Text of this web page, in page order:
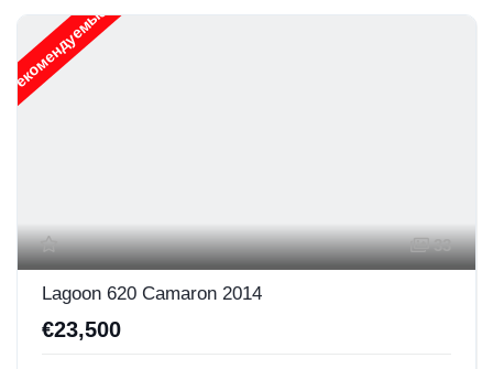
Рекомендуемые
33
Lagoon 620 Camaron 2014
€23,500